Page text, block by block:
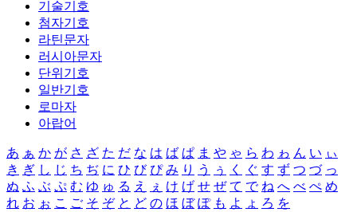
기술기호
첨자기호
라틴문자
러시아문자
단위기호
일반기호
로마자
아랍어
あ ぁ か が さ ざ た だ な は ば ぱ ま や ゃ ら わ ゎ ん い ぃ
き ぎ し じ ち ぢ に ひ び ぴ み り う ぅ く ぐ す ず つ づ っ
ぬ ふ ぶ ぷ む ゆ ゅ る え ぇ け げ せ ぜ て で ね へ べ ぺ め
れ お ぉ こ ご そ ぞ と ど の ほ ぼ ぽ も よ ょ ろ を